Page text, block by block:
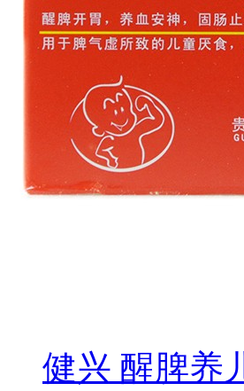
健兴 醒脾养